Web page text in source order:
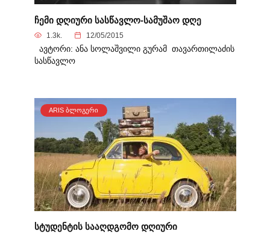
ჩემი დღიური სასწავლო-სამუშაო დღე
1.3k. 12/05/2015
ავტორი: ანა სოლაშვილი გურამ თავართილაძის
სასწავლო
ARIS ᲑᲚᲝᲒᲔᲠᲘ
სტუდენტის სააღდგომო დღიური